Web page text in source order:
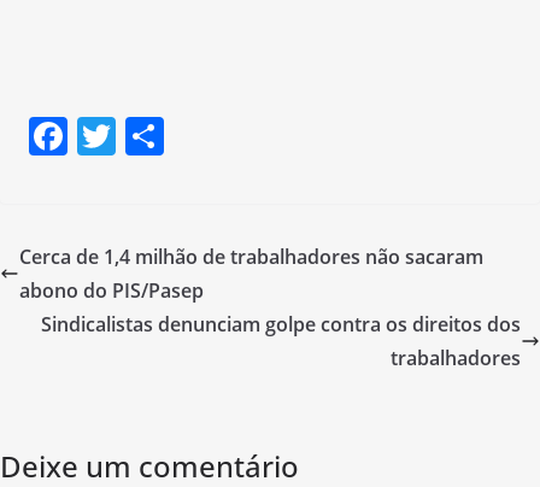
F
e
b
o
T
er e
Cerca de 1,4 milhão de trabalhadores não sacaram
abono do PIS/Pasep
Sindicalistas denunciam golpe contra os direitos dos
trabalhadores
Deixe um comentário